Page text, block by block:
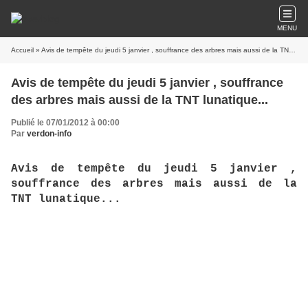
MENU
Accueil » Avis de tempête du jeudi 5 janvier , souffrance des arbres mais aussi de la TNT lunatique...
Avis de tempête du jeudi 5 janvier , souffrance
des arbres mais aussi de la TNT lunatique...
Publié le 07/01/2012 à 00:00
Par verdon-info
Avis de tempête du jeudi 5 janvier ,
souffrance des arbres mais aussi de la
TNT lunatique...